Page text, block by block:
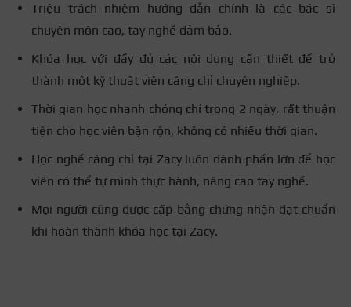
Triệu trách nhiệm hướng dẫn chính là các bác sĩ
chuyên môn cao, tay nghề đảm bảo.
Khóa học với đầy đủ các nội dung cần thiết để trở
thành một kỹ thuật viên căng chỉ chuyên nghiệp.
Thời gian học nhanh chóng chỉ trong 2 ngày, rất thuận
tiện cho học viên bận rộn, không có nhiều thời gian.
Học nghề căng chỉ tại Zacy luôn dành phần lớn để học
viên có thể tự mình thực hành, nâng cao tay nghề.
Mọi người cũng được cấp bằng chứng nhận đạt chuẩn
khi hoàn thành khóa học tại Zacy.